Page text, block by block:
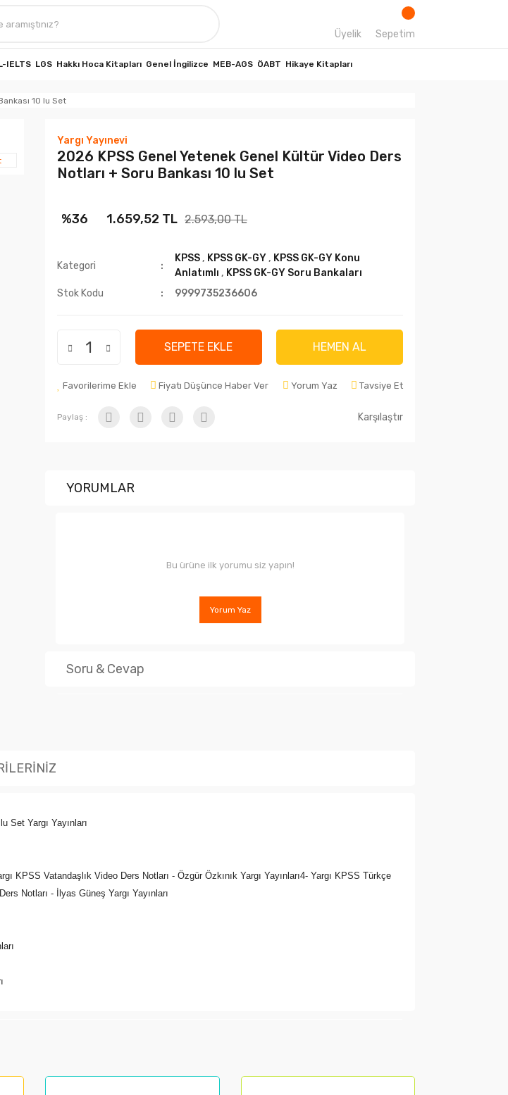
Üyelik Sepetim
IELTS LGS Hakkı Hoca Kitapları Genel İngilizce MEB-AGS ÖABT Hikaye Kitapları
10 lu Set
Yargı Yayınevi
2026 KPSS Genel Yetenek Genel Kültür Video Ders
Notları + Soru Bankası 10 lu Set
%36 1.659,52 TL 2.593,00 TL
Kategori
KPSS, KPSS GK-GY, KPSS GK-GY Konu
Anlatımlı , KPSS GK-GY Soru Bankaları
Stok Kodu
9999735236606
SEPETE EKLE HEMEN AL
Favorilerime Ekle Fiyatı Düşünce Haber Ver Yorum Yaz Tavsiye Et
Paylaş : Karşılaştır
YORUMLAR
Bu ürüne ilk yorumu siz yapın!
Yorum Yaz
Soru & Cevap
Set Yargı Yayınları
KPSS Vatandaşlık Video Ders Notları - Özgür Özkınık Yargı Yayınları4- Yargı KPSS Türkçe
Notları - İlyas Güneş Yargı Yayınları